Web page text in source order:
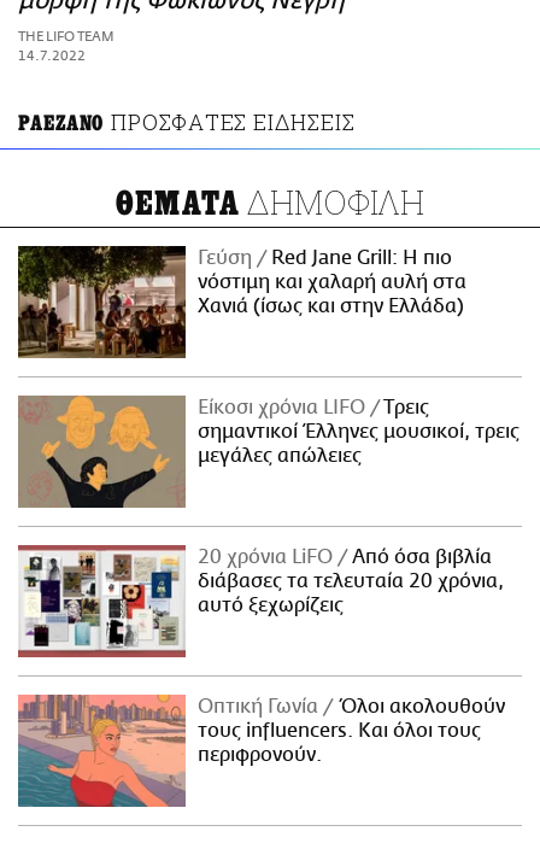
ΑΜΠΑ
PRINT
THE LIFO TEAM
14.7.2022
PAEZANO ΠΡΟΣΦΑΤΕΣ ΕΙΔΗΣΕΙΣ
ΘΕΜΑΤΑ ΔΗΜΟΦΙΛΗ
Γεύση
Red Jane Grill: Η πιο
νόστιμη και χαλαρή αυλή στα
Χανιά (ίσως και στην Ελλάδα)
Είκοσι χρόνια LIFO
Tρεις
σημαντικοί Έλληνες μουσικοί, τρεις
μεγάλες απώλειες
20 χρόνια LiFO
Από όσα βιβλία
διάβασες τα τελευταία 20 χρόνια,
αυτό ξεχωρίζεις
Οπτική Γωνία
Όλοι ακολουθούν
τους influencers. Και όλοι τους
περιφρονούν.